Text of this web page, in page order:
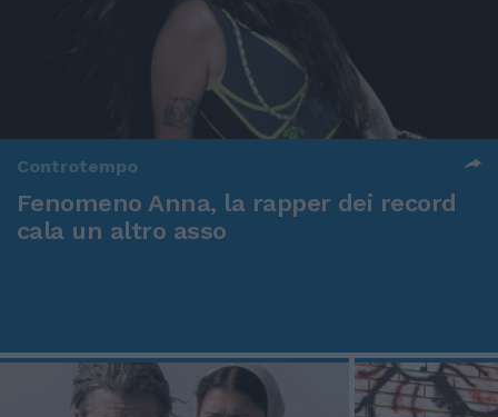
Controtempo
Fenomeno Anna, la rapper dei record
cala un altro asso